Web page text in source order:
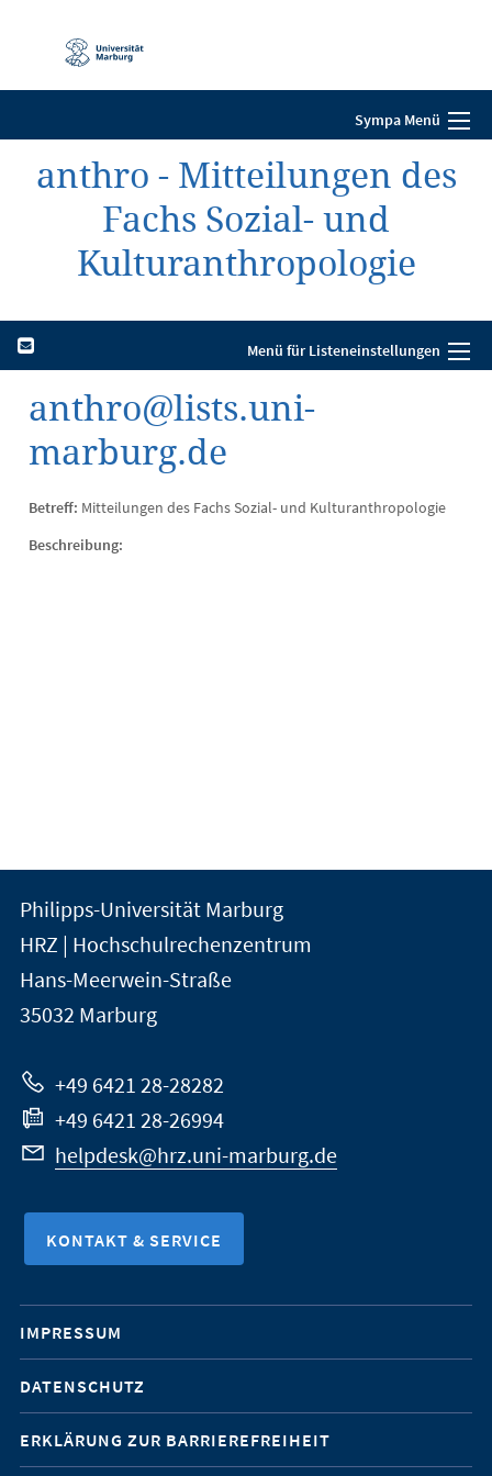
Navigation
Sympa Menü
anthro - Mitteilungen des
Fachs Sozial- und
Kulturanthropologie
Menü für Listeneinstellungen
anthro@lists.uni-
marburg.de
Betreff: Mitteilungen des Fachs Sozial- und Kulturanthropologie
Beschreibung:
Kontakt
und
Informationen
zur
Website
der
Universität
Marburg
Philipps-Universität Marburg
HRZ | Hochschulrechenzentrum
Hans-Meerwein-Straße
35032 Marburg
+49 6421 28-28282
+49 6421 28-26994
helpdesk@hrz.uni-marburg.de
KONTAKT & SERVICE
Mobile-
Service-
Navigation
IMPRESSUM
DATENSCHUTZ
ERKLÄRUNG ZUR BARRIEREFREIHEIT